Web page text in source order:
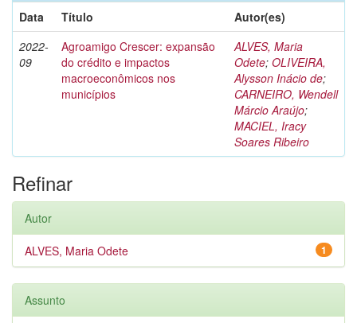
Data
Título
Autor(es)
2022-
09
Agroamigo Crescer: expansão
do crédito e impactos
macroeconômicos nos
municípios
ALVES, Maria
Odete; OLIVEIRA,
Alysson Inácio de;
CARNEIRO, Wendell
Márcio Araújo;
MACIEL, Iracy
Soares Ribeiro
Refinar
Autor
1
ALVES, Maria Odete
Assunto